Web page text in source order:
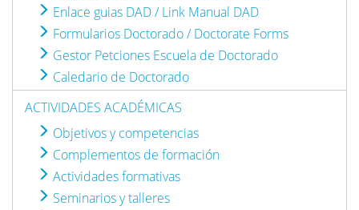
Enlace guias DAD / Link Manual DAD
Formularios Doctorado / Doctorate Forms
Gestor Petciones Escuela de Doctorado
Caledario de Doctorado
ACTIVIDADES ACADÉMICAS
Objetivos y competencias
Complementos de formación
Actividades formativas
Seminarios y talleres